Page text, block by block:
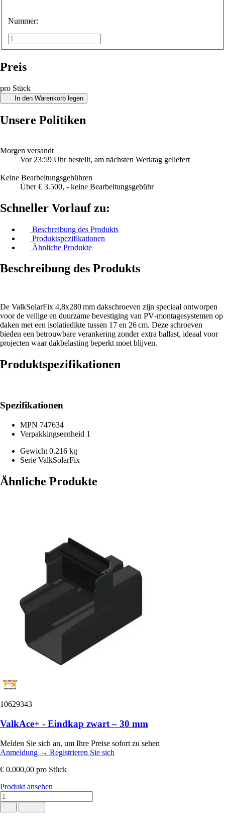
Nummer:
Preis
pro Stück
In den Warenkorb legen
Unsere Politiken
Morgen versandt
Vor 23:59 Uhr bestellt, am nächsten Werktag geliefert
Keine Bearbeitungsgebühren
Über € 3.500, - keine Bearbeitungsgebühr
Schneller Vorlauf zu:
Beschreibung des Produkts
Produktspezifikationen
Ähnliche Produkte
Beschreibung des Produkts
De ValkSolarFix 4,8x280 mm dakschroeven zijn speciaal ontworpen
voor de veilige en duurzame bevestiging van PV‑montagesystemen op
daken met een isolatiedikte tussen 17 en 26 cm. Deze schroeven
bieden een betrouwbare verankering zonder extra ballast, ideaal voor
projecten waar dakbelasting beperkt moet blijven.
Produktspezifikationen
Spezifikationen
MPN 747634
Verpakkingseenheid 1
Gewicht 0.216 kg
Serie ValkSolarFix
Ähnliche Produkte
10629343
ValkAce+ - Eindkap zwart – 30 mm
Melden Sie sich an, um Ihre Preise sofort zu sehen
Anmeldung → Registrieren Sie sich
€ 0.000,00 pro Stück
Produkt ansehen